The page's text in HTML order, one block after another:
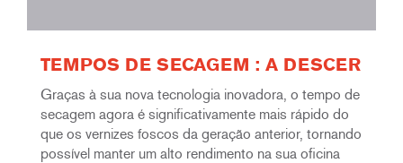
TEMPOS DE SECAGEM : A DESCER
Graças à sua nova tecnologia inovadora, o tempo de
secagem agora é significativamente mais rápido do
que os vernizes foscos da geração anterior, tornando
possível manter um alto rendimento na sua oficina